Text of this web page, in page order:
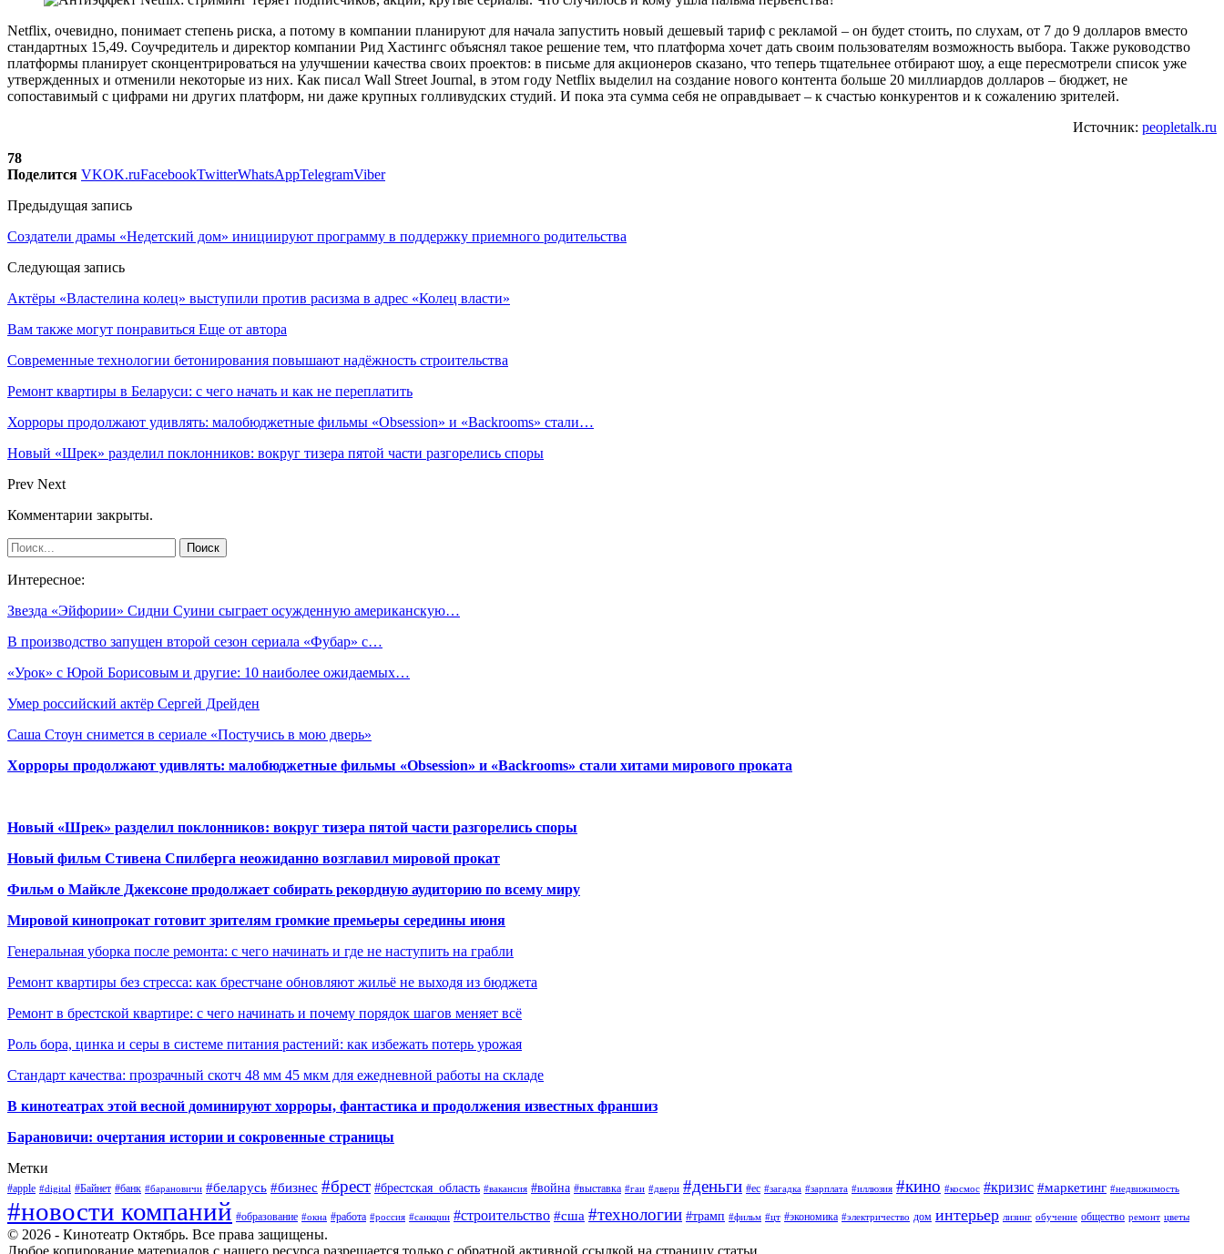
Netflix, очевидно, понимает степень риска, а потому в компании планируют для начала запустить новый дешевый тариф с рекламой – он будет стоить, по слухам, от 7 до 9 долларов вместо
стандартных 15,49. Соучредитель и директор компании Рид Хастингс объяснял такое решение тем, что платформа хочет дать своим пользователям возможность выбора. Также руководство
платформы планирует сконцентрироваться на улучшении качества своих проектов: в письме для акционеров сказано, что теперь тщательнее отбирают шоу, а еще пересмотрели список уже
утвержденных и отменили некоторые из них. Как писал Wall Street Journal, в этом году Netflix выделил на создание нового контента больше 20 миллиардов долларов – бюджет, не
сопоставимый с цифрами ни других платформ, ни даже крупных голливудских студий. И пока эта сумма себя не оправдывает – к счастью конкурентов и к сожалению зрителей.
Источник: peopletalk.ru
78
Поделится VKOK.ruFacebookTwitterWhatsAppTelegramViber
Предыдущая запись
Создатели драмы «Недетский дом» инициируют программу в поддержку приемного родительства
Следующая запись
Актёры «Властелина колец» выступили против расизма в адрес «Колец власти»
Вам также могут понравиться Еще от автора
Современные технологии бетонирования повышают надёжность строительства
Ремонт квартиры в Беларуси: с чего начать и как не переплатить
Хорроры продолжают удивлять: малобюджетные фильмы «Obsession» и «Backrooms» стали…
Новый «Шрек» разделил поклонников: вокруг тизера пятой части разгорелись споры
Prev Next
Комментарии закрыты.
Интересное:
Звезда «Эйфории» Сидни Суини сыграет осужденную американскую…
В производство запущен второй сезон сериала «Фубар» с…
«Урок» с Юрой Борисовым и другие: 10 наиболее ожидаемых…
Умер российский актёр Сергей Дрейден
Саша Стоун снимется в сериале «Постучись в мою дверь»
Хорроры продолжают удивлять: малобюджетные фильмы «Obsession» и «Backrooms» стали хитами мирового проката
Новый «Шрек» разделил поклонников: вокруг тизера пятой части разгорелись споры
Новый фильм Стивена Спилберга неожиданно возглавил мировой прокат
Фильм о Майкле Джексоне продолжает собирать рекордную аудиторию по всему миру
Мировой кинопрокат готовит зрителям громкие премьеры середины июня
Генеральная уборка после ремонта: с чего начинать и где не наступить на грабли
Ремонт квартиры без стресса: как брестчане обновляют жильё не выходя из бюджета
Ремонт в брестской квартире: с чего начинать и почему порядок шагов меняет всё
Роль бора, цинка и серы в системе питания растений: как избежать потерь урожая
Стандарт качества: прозрачный скотч 48 мм 45 мкм для ежедневной работы на складе
В кинотеатрах этой весной доминируют хорроры, фантастика и продолжения известных франшиз
Барановичи: очертания истории и сокровенные страницы
Метки
#apple #digital #Байнет #банк #барановичи #беларусь #бизнес #брест #брестская_область #вакансия #война #выставка #гаи #двери #деньги #ес #загадка #зарплата #иллюзия #кино #космос #кризис #маркетинг #недвижимость
#новости компаний #образование #окна #работа #россия #санкции #строительство #сша #технологии #трамп #фильм #цт #экономика #электричество дом интерьер лизинг обучение общество ремонт цветы
© 2026 - Кинотеатр Октябрь. Все права защищены.
Любое копирование материалов с нашего ресурса разрешается только с обратной активной ссылкой на страницу статьи.